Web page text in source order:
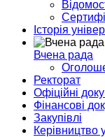
Історія
Вчена рада
Ректорат
Офіційні
Фінансові
Закупівлі
Керівництво